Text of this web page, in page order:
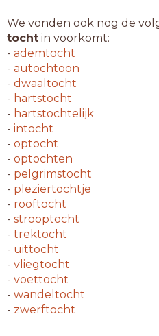
We vonden ook nog de
tocht in voorkomt:
- ademtocht
- autochtoon
- dwaaltocht
- hartstocht
- hartstochtelijk
- intocht
- optocht
- optochten
- pelgrimstocht
- pleziertochtje
- rooftocht
- strooptocht
- trektocht
- uittocht
- vliegtocht
- voettocht
- wandeltocht
- zwerftocht